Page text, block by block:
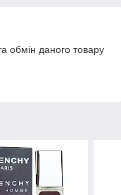
обмін даного товару